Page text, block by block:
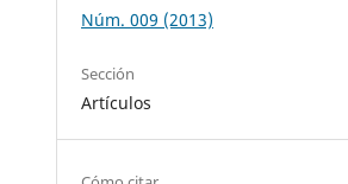
Núm. 009 (2013)
Sección
Artículos